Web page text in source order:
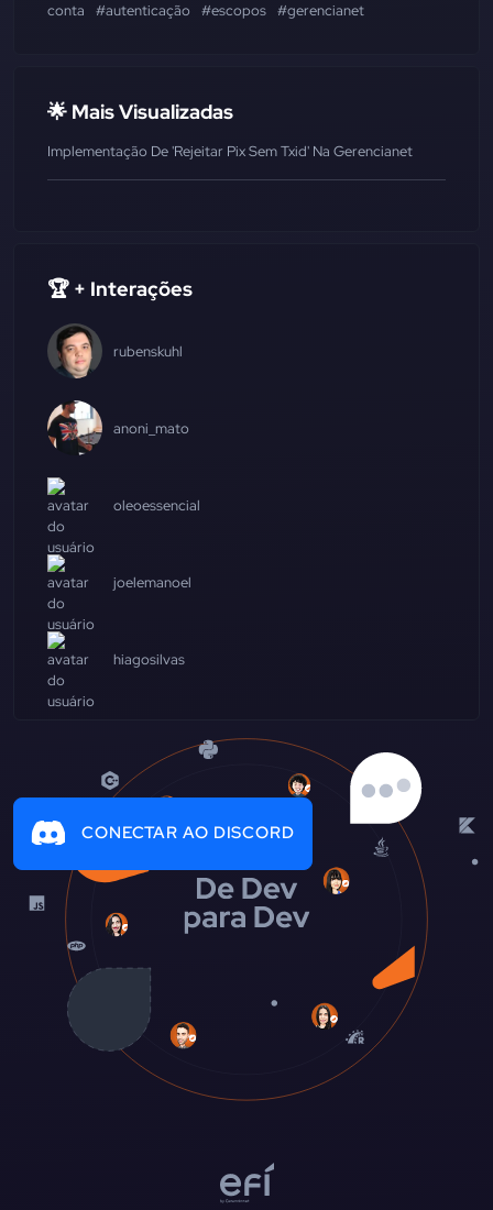
conta
#autenticação #escopos #gerencianet
🌟 Mais Visualizadas
Implementação De 'Rejeitar Pix Sem Txid' Na Gerencianet
🏆 + Interações
rubenskuhl
anoni_mato
oleoessencial
joelemanoel
hiagosilvas
CONECTAR AO DISCORD